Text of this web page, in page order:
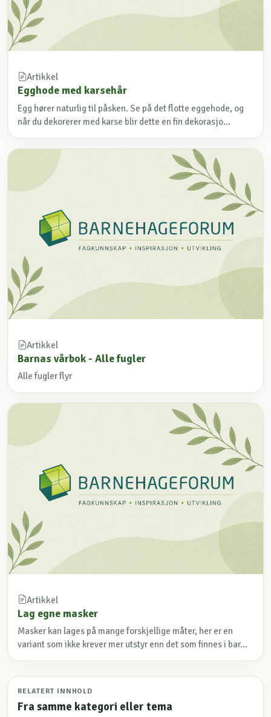
Artikkel
Egghode med karsehår
Egg hører naturlig til påsken. Se på det flotte eggehode, og
når du dekorerer med karse blir dette en fin dekorasjo...
Artikkel
Barnas vårbok - Alle fugler
Alle fugler flyr
Artikkel
Lag egne masker
Masker kan lages på mange forskjellige måter, her er en
variant som ikke krever mer utstyr enn det som finnes i bar...
RELATERT INNHOLD
Fra samme kategori eller tema